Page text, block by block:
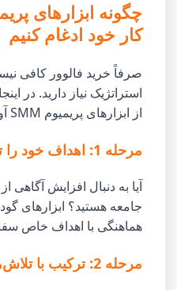
چگونه ابزارهای
کار خود ادغام کنیم
صرفاً خرید فالوور کافی
استراتژیک نیاز دارید. در
از ابزارهای پریمیوم SMM آورده شده است:
مرحله 1: اهداف خود را تعریف کنید
آیا به دنبال افزایش آگاهی
جامعه هستید؟ ابزارهای
هماهنگی با اهداف خاص
مرحله 2: ترکیب با تلاش‌های ارگانیک